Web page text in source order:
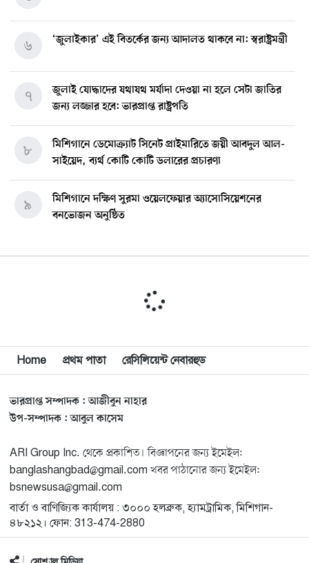
‘জুলাইকার’ এই বিতর্কের জন্য আদালত থাকবে না: স্বরাষ্ট্রমন্ত্রী
৬
জুলাই যোদ্ধাদের যথাযথ মর্যাদা দেওয়া না হলে সেটা জাতির
জন্য লজ্জার হবে: ভারপ্রাপ্ত রাষ্ট্রপতি
৭
মিশিগানে ডেমোক্র্যাট সিনেট প্রাইমারিতে জয়ী আবদুল আল-
সাইয়েদ, ব্যর্থ কোটি কোটি ডলারের প্রচারণা
৮
মিশিগানে দক্ষিণ সুরমা ওয়েলফেয়ার অ্যাসোসিয়েশনের
বনভোজন অনুষ্ঠিত
৯
বিশ্বজুড়ে কূটনৈতিক পুনর্বিন্যাস, ৫ অঞ্চলে মিশন বন্ধ করছে
১০
মিশিগানে ফ্রেন্ডস এন্ড ফ্যামিলির বনভোজনে প্রাণের উচ্ছ্বাস
মিশিগানে ডেমোক্র্যাটদের প্রাইমারিতে আল-সাইয়েদকে হারাতে
কেন এত মরিয়া ইসারায়েলি লবি এআইপ্যাক
১২
মুনা দাওয়াহ কনফারেন্স ২০২৬ সম্পর্কে প্রেস ব্রিফিং
১৩
শেখ হাসিনার সঙ্গে সংবাদ সম্মেলনে থাকছেন সাকিব আল
হাসান
১৪
যুক্তরাষ্ট্রকে ছাড়ে বাধ্য করতে কোন কৌশলে ওয়াশিংটনের ওপর
চাপ বাড়াচ্ছে ইরান
১৫
Home প্রথম পাতা রেসিলিয়েন্ট নেবারহুড
ভারপ্রাপ্ত সম্পাদক : আজীবুন নাহার
উপ-সম্পাদক : আবুল কাসেম
ARI Group Inc. থেকে প্রকাশিত। বিজ্ঞাপনের জন্য ইমেইল:
banglashangbad@gmail.com খবর পাঠানোর জন্য ইমেইল:
bsnewsusa@gmail.com
বার্তা ও বাণিজ্যিক কার্যালয় : ৩০০০ হলব্রুক, হ্যামট্রামিক, মিশিগান-
৪৮২১২। ফোন: 313-474-2880